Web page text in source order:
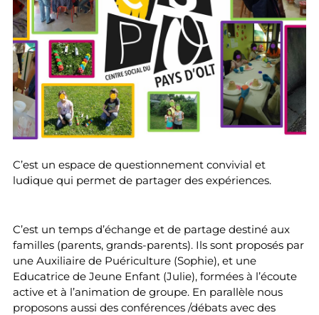
C’est un espace de questionnement convivial et
ludique qui permet de partager des expériences.
C’est un temps d’échange et de partage destiné aux
familles (parents, grands-parents). Ils sont proposés par
une Auxiliaire de Puériculture (Sophie), et une
Educatrice de Jeune Enfant (Julie), formées à l’écoute
active et à l’animation de groupe. En parallèle nous
proposons aussi des conférences /débats avec des